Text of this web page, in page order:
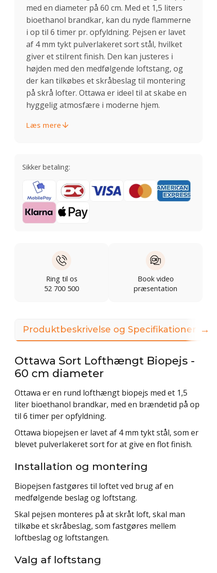
med en diameter på 60 cm. Med et 1,5 liters
bioethanol brandkar, kan du nyde flammerne
i op til 6 timer pr. opfyldning. Pejsen er lavet
af 4 mm tykt pulverlakeret sort stål, hvilket
giver et stilrent finish. Den kan justeres i
højden med den medfølgende loftstang, og
der kan tilkøbes et skråbeslag til montering
på skrå lofter. Ottawa er ideel til at skabe en
hyggelig atmosfære i moderne hjem.
Læs mere
Sikker betaling:
Ring til os
52 700 500
Book video
præsentation
Produktbeskrivelse og Specifikationer
Ottawa Sort Lofthængt Biopejs -
60 cm diameter
Ottawa er en rund lofthængt biopejs med et 1,5
liter bioethanol brandkar, med en brændetid på op
til 6 timer per opfyldning.
Ottawa biopejsen er lavet af 4 mm tykt stål, som er
blevet pulverlakeret sort for at give en flot finish.
Installation og montering
Biopejsen fastgøres til loftet ved brug af en
medfølgende beslag og loftstang.
Skal pejsen monteres på at skråt loft, skal man
tilkøbe et skråbeslag, som fastgøres mellem
loftbeslag og loftstangen.
Valg af loftstang
→